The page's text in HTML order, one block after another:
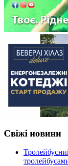
Свіжі новини